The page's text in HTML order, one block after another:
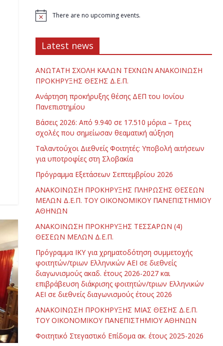
There are no upcoming events.
Latest news
ΑΝΩΤΑΤΗ ΣΧΟΛΗ ΚΑΛΩΝ ΤΕΧΝΩΝ ΑΝΑΚΟΙΝΩΣΗ
ΠΡΟΚΗΡΥΞΗΣ ΘΕΣΗΣ Δ.Ε.Π.
Ανάρτηση προκήρυξης θέσης ΔΕΠ του Ιονίου
Πανεπιστημίου
Βάσεις 2026: Από 9.940 σε 17.510 μόρια – Τρεις
σχολές που σημείωσαν θεαματική αύξηση
Ταλαντούχοι Διεθνείς Φοιτητές: Υποβολή αιτήσεων
για υποτροφίες στη Σλοβακία
Πρόγραμμα Εξετάσεων Σεπτεμβρίου 2026
ΑΝΑΚΟΙΝΩΣΗ ΠΡΟΚΗΡΥΞΗΣ ΠΛΗΡΩΣΗΣ ΘΕΣΕΩΝ
ΜΕΛΩΝ Δ.Ε.Π. ΤΟΥ ΟΙΚΟΝΟΜΙΚΟΥ ΠΑΝΕΠΙΣΤΗΜΙΟΥ
ΑΘΗΝΩΝ
ΑΝΑΚΟΙΝΩΣΗ ΠΡΟΚΗΡΥΞΗΣ ΤΕΣΣΑΡΩΝ (4)
ΘΕΣΕΩΝ ΜΕΛΩΝ Δ.Ε.Π.
Πρόγραμμα ΙΚΥ για χρηματοδότηση συμμετοχής
φοιτητών/τριων Ελληνικών ΑΕΙ σε διεθνείς
διαγωνισμούς ακαδ. έτους 2026-2027 και
επιβράβευση διάκρισης φοιτητών/τριων Ελληνικών
ΑΕΙ σε διεθνείς διαγωνισμούς έτους 2026
ΑΝΑΚΟΙΝΩΣΗ ΠΡΟΚΗΡΥΞΗΣ ΜΙΑΣ ΘΕΣΗΣ Δ.Ε.Π.
ΤΟΥ ΟΙΚΟΝΟΜΙΚΟΥ ΠΑΝΕΠΙΣΤΗΜΙΟΥ ΑΘΗΝΩΝ
Φοιτητικό Στεγαστικό Επίδομα ακ. έτους 2025-2026